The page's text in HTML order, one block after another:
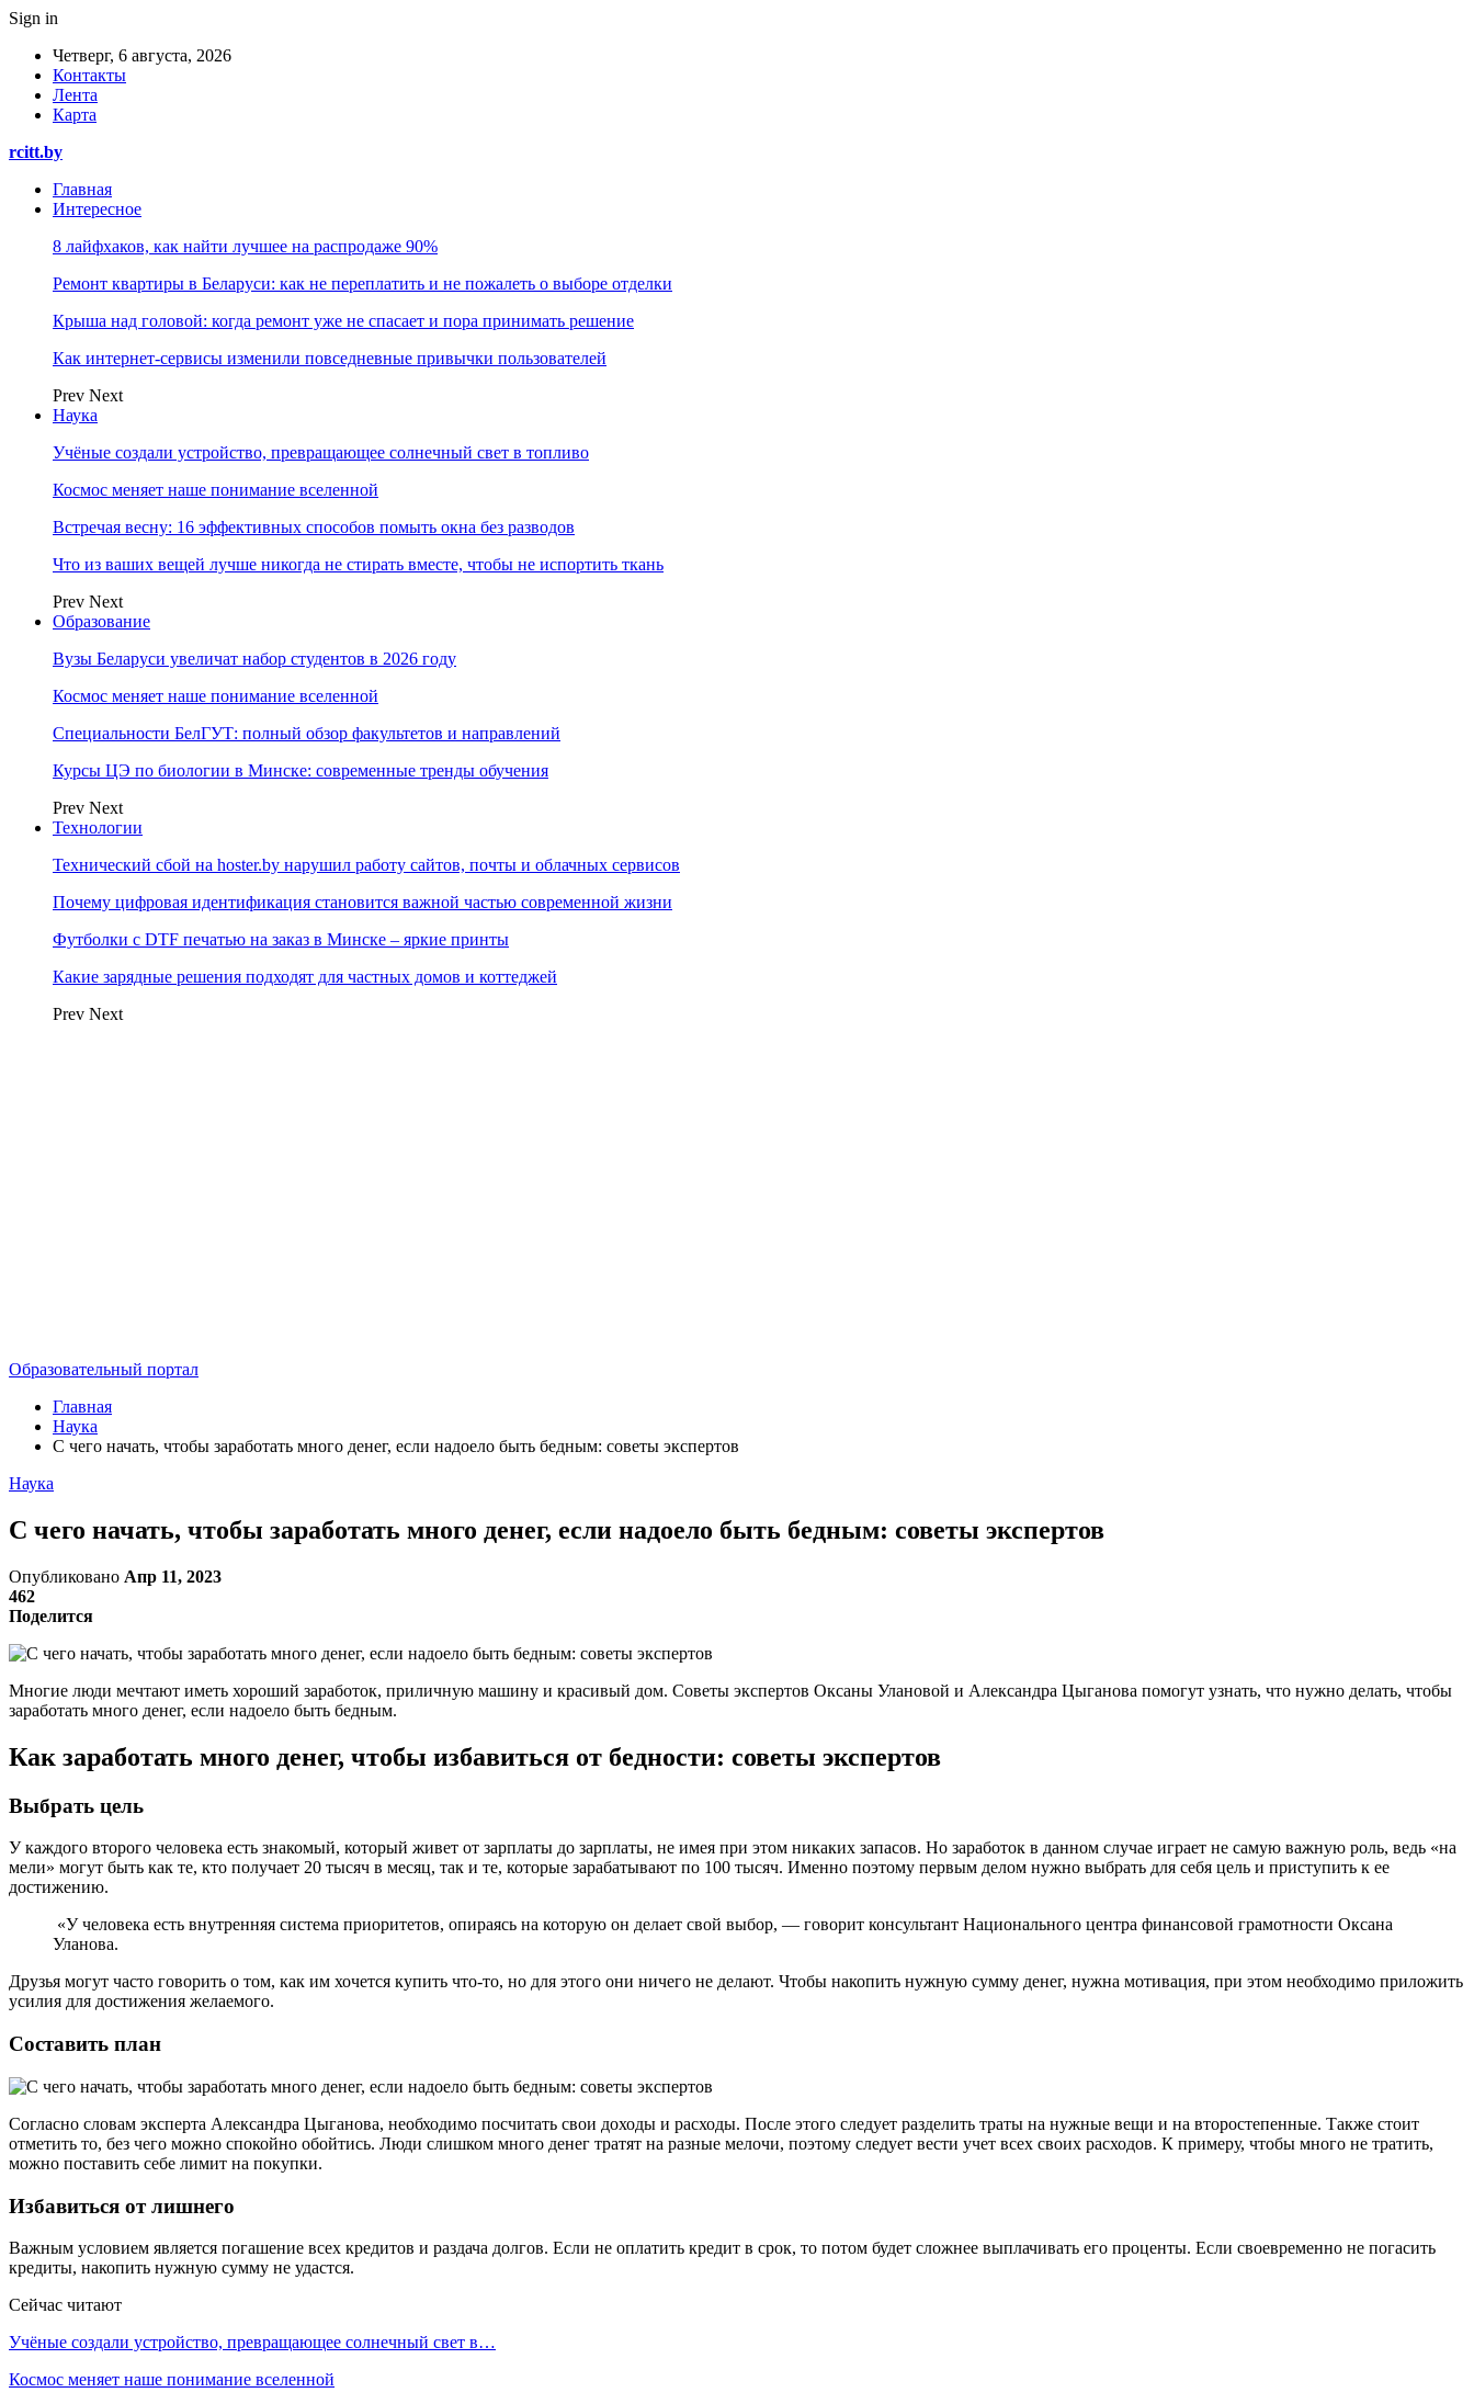
Sign in
Четверг, 6 августа, 2026
Контакты
Лента
Карта
rcitt.by
Главная
Интересное
8 лайфхаков, как найти лучшее на распродаже 90%
Ремонт квартиры в Беларуси: как не переплатить и не пожалеть о выборе отделки
Крыша над головой: когда ремонт уже не спасает и пора принимать решение
Как интернет-сервисы изменили повседневные привычки пользователей
Prev Next
Наука
Учёные создали устройство, превращающее солнечный свет в топливо
Космос меняет наше понимание вселенной
Встречая весну: 16 эффективных способов помыть окна без разводов
Что из ваших вещей лучше никогда не стирать вместе, чтобы не испортить ткань
Prev Next
Образование
Вузы Беларуси увеличат набор студентов в 2026 году
Космос меняет наше понимание вселенной
Специальности БелГУТ: полный обзор факультетов и направлений
Курсы ЦЭ по биологии в Минске: современные тренды обучения
Prev Next
Технологии
Технический сбой на hoster.by нарушил работу сайтов, почты и облачных сервисов
Почему цифровая идентификация становится важной частью современной жизни
Футболки с DTF печатью на заказ в Минске – яркие принты
Какие зарядные решения подходят для частных домов и коттеджей
Prev Next
Образовательный портал
Главная
Наука
С чего начать, чтобы заработать много денег, если надоело быть бедным: советы экспертов
Наука
С чего начать, чтобы заработать много денег, если надоело быть бедным: советы экспертов
Опубликовано Апр 11, 2023
462
Поделится
Многие люди мечтают иметь хороший заработок, приличную машину и красивый дом. Советы экспертов Оксаны Улановой и Александра Цыганова помогут узнать, что нужно делать, чтобы
заработать много денег, если надоело быть бедным.
Как заработать много денег, чтобы избавиться от бедности: советы экспертов
Выбрать цель
У каждого второго человека есть знакомый, который живет от зарплаты до зарплаты, не имея при этом никаких запасов. Но заработок в данном случае играет не самую важную роль, ведь «на
мели» могут быть как те, кто получает 20 тысяч в месяц, так и те, которые зарабатывают по 100 тысяч. Именно поэтому первым делом нужно выбрать для себя цель и приступить к ее
достижению.
«У человека есть внутренняя система приоритетов, опираясь на которую он делает свой выбор, — говорит консультант Национального центра финансовой грамотности Оксана
Уланова.
Друзья могут часто говорить о том, как им хочется купить что-то, но для этого они ничего не делают. Чтобы накопить нужную сумму денег, нужна мотивация, при этом необходимо приложить
усилия для достижения желаемого.
Составить план
Согласно словам эксперта Александра Цыганова, необходимо посчитать свои доходы и расходы. После этого следует разделить траты на нужные вещи и на второстепенные. Также стоит
отметить то, без чего можно спокойно обойтись. Люди слишком много денег тратят на разные мелочи, поэтому следует вести учет всех своих расходов. К примеру, чтобы много не тратить,
можно поставить себе лимит на покупки.
Избавиться от лишнего
Важным условием является погашение всех кредитов и раздача долгов. Если не оплатить кредит в срок, то потом будет сложнее выплачивать его проценты. Если своевременно не погасить
кредиты, накопить нужную сумму не удастся.
Сейчас читают
Учёные создали устройство, превращающее солнечный свет в…
Космос меняет наше понимание вселенной